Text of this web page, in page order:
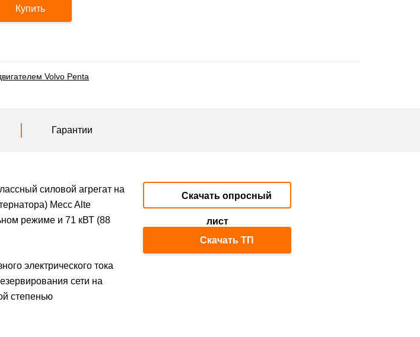
Купить
Volvo Penta
Гарантии
силовой агрегат на
Mecc Alte
режиме и 71 кВТ (88
электрического тока
сети на
степенью
Скачать опросный
лист
Скачать ТП